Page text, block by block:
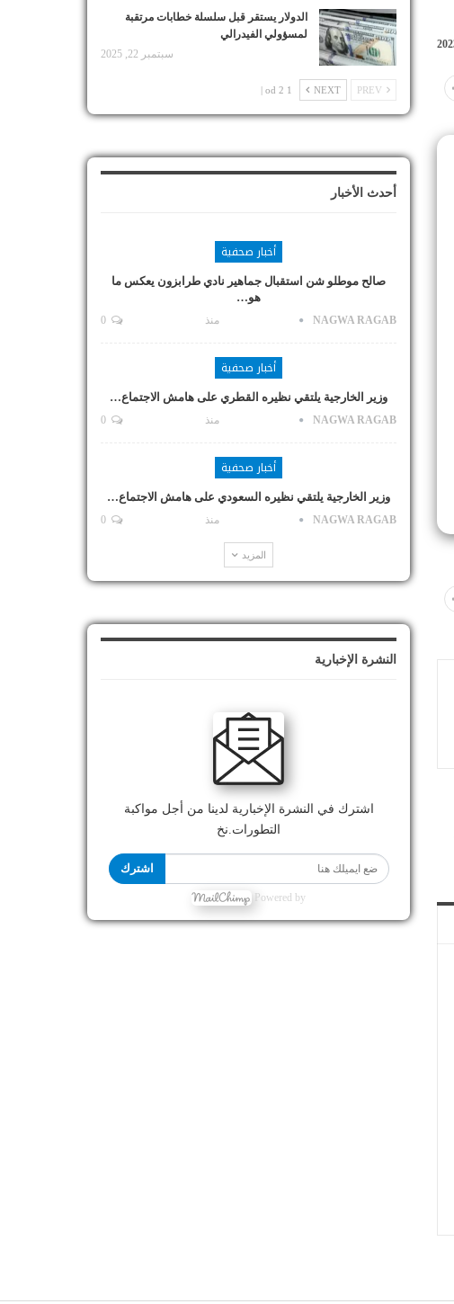
الدولار يستقر قبل سلسلة خطابات مرتقبة
لمسؤولي الفيدرالي
سبتمبر 22, 2025
NEXT
1 od 2 |
أحدث الأخبار
أخبار صحفية
صالح موطلو شن استقبال جماهير نادي طرابزون يعكس ما
هو…
NAGWA RAGAB منذ
أخبار صحفية
وزير الخارجية يلتقي نظيره القطري على هامش الاجتماع…
NAGWA RAGAB منذ
أخبار صحفية
وزير الخارجية يلتقي نظيره السعودي على هامش الاجتماع…
NAGWA RAGAB منذ
المزيد
النشرة الإخبارية
اشترك في النشرة الإخبارية لدينا من أجل مواكبة
التطورات.نخ
اشترك
Powered by